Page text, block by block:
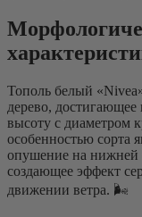
Тополь белый
дерево, достигающее
высоту с диаметром
особенностью сорта
опушение на нижней
создающее эффект
движении ветра. 🌬️